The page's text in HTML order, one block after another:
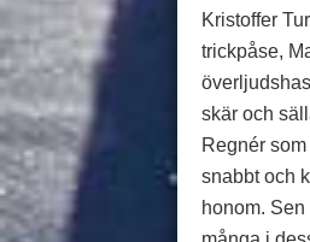
Kristoffer
trickpåse,
skär och
Regnér
snabbt och
honom.